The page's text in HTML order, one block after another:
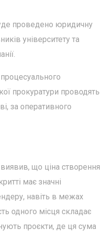
проведено юридичну
університету та
прокуратури проводять
за оперативного
що ціна створення
має значні
навіть в межах
одного місця складає
проєкти, де ця сума